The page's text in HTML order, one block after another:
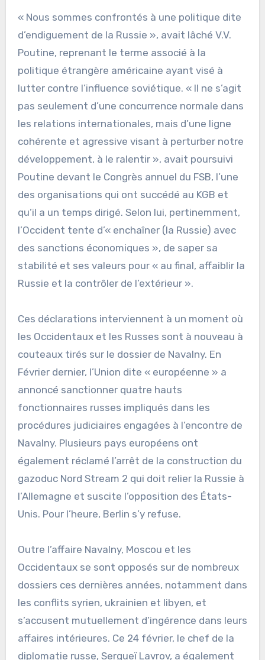
« Nous sommes confrontés à une politique dite
d’endiguement de la Russie », avait lâché V.V.
Poutine, reprenant le terme associé à la
politique étrangère américaine ayant visé à
lutter contre l’influence soviétique. « Il ne s’agit
pas seulement d’une concurrence normale dans
les relations internationales, mais d’une ligne
cohérente et agressive visant à perturber notre
développement, à le ralentir », avait poursuivi
Poutine devant le Congrès annuel du FSB, l’une
des organisations qui ont succédé au KGB et
qu’il a un temps dirigé. Selon lui, pertinemment,
l’Occident tente d’« enchaîner (la Russie) avec
des sanctions économiques », de saper sa
stabilité et ses valeurs pour « au final, affaiblir la
Russie et la contrôler de l’extérieur ».
Ces déclarations interviennent à un moment où
les Occidentaux et les Russes sont à nouveau à
couteaux tirés sur le dossier de Navalny. En
Février dernier, l’Union dite « européenne » a
annoncé sanctionner quatre hauts
fonctionnaires russes impliqués dans les
procédures judiciaires engagées à l’encontre de
Navalny. Plusieurs pays européens ont
également réclamé l’arrêt de la construction du
gazoduc Nord Stream 2 qui doit relier la Russie à
l’Allemagne et suscite l’opposition des États-
Unis. Pour l’heure, Berlin s’y refuse.
Outre l’affaire Navalny, Moscou et les
Occidentaux se sont opposés sur de nombreux
dossiers ces dernières années, notamment dans
les conflits syrien, ukrainien et libyen, et
s’accusent mutuellement d’ingérence dans leurs
affaires intérieures. Ce 24 février, le chef de la
diplomatie russe, Sergueï Lavrov, a également